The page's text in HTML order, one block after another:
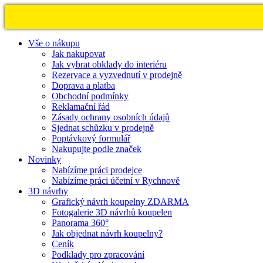
Vše o nákupu
Jak nakupovat
Jak vybrat obklady do interiéru
Rezervace a vyzvednutí v prodejně
Doprava a platba
Obchodní podmínky
Reklamační řád
Zásady ochrany osobních údajů
Sjednat schůzku v prodejně
Poptávkový formulář
Nakupujte podle značek
Novinky
Nabízíme práci prodejce
Nabízíme práci účetní v Rychnově
3D návrhy
Grafický návrh koupelny ZDARMA
Fotogalerie 3D návrhů koupelen
Panorama 360°
Jak objednat návrh koupelny?
Ceník
Podklady pro zpracování